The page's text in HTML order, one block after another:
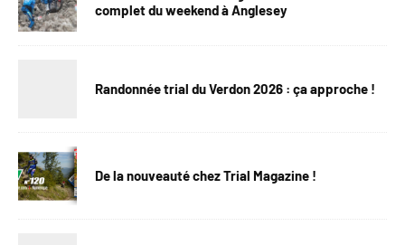
complet du weekend à Anglesey
Randonnée trial du Verdon 2026 : ça approche !
De la nouveauté chez Trial Magazine !